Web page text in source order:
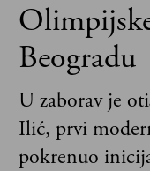
Beogradu
U zaborav je
Ilić, prvi
pokrenuo